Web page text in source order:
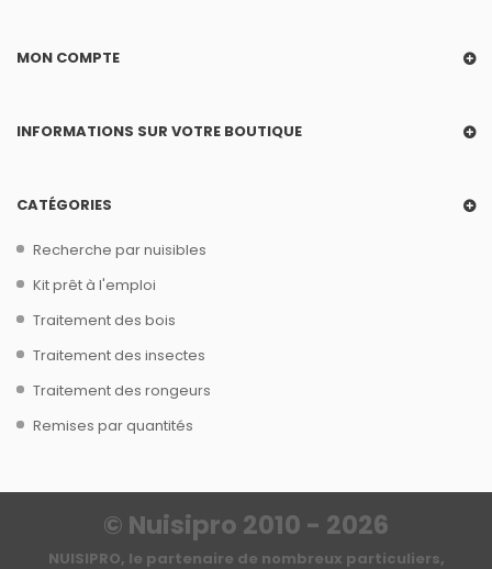
MON COMPTE
INFORMATIONS SUR VOTRE BOUTIQUE
CATÉGORIES
Recherche par nuisibles
Kit prêt à l'emploi
Traitement des bois
Traitement des insectes
Traitement des rongeurs
Remises par quantités
© Nuisipro 2010 - 2026
NUISIPRO, le partenaire de nombreux particuliers,